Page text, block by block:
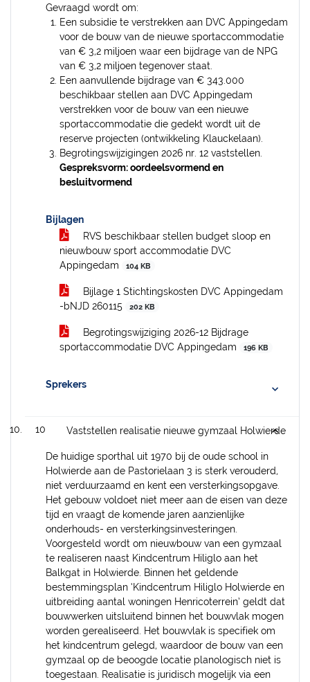
Gevraagd wordt om:
Een subsidie te verstrekken aan DVC Appingedam
voor de bouw van de nieuwe sportaccommodatie
van € 3,2 miljoen waar een bijdrage van de NPG
van € 3,2 miljoen tegenover staat.
Een aanvullende bijdrage van € 343.000
beschikbaar stellen aan DVC Appingedam
verstrekken voor de bouw van een nieuwe
sportaccommodatie die gedekt wordt uit de
reserve projecten (ontwikkeling Klauckelaan).
Begrotingswijzigingen 2026 nr. 12 vaststellen.
Gespreksvorm: oordeelsvormend en
besluitvormend
Bijlagen
RVS beschikbaar stellen budget sloop en
nieuwbouw sport accommodatie DVC
Appingedam
104 KB
Bijlage 1 Stichtingskosten DVC Appingedam
-bNJD 260115
202 KB
Begrotingswijziging 2026-12 Bijdrage
sportaccommodatie DVC Appingedam
196 KB
Sprekers
10 Vaststellen realisatie nieuwe gymzaal Holwierde
De huidige sporthal uit 1970 bij de oude school in
Holwierde aan de Pastorielaan 3 is sterk verouderd,
niet verduurzaamd en kent een versterkingsopgave.
Het gebouw voldoet niet meer aan de eisen van deze
tijd en vraagt de komende jaren aanzienlijke
onderhouds- en versterkingsinvesteringen.
Voorgesteld wordt om nieuwbouw van een gymzaal
te realiseren naast Kindcentrum Hiliglo aan het
Balkgat in Holwierde. Binnen het geldende
bestemmingsplan ‘Kindcentrum Hiliglo Holwierde en
uitbreiding aantal woningen Henricoterrein’ geldt dat
bouwwerken uitsluitend binnen het bouwvlak mogen
worden gerealiseerd. Het bouwvlak is specifiek om
het kindcentrum gelegd, waardoor de bouw van een
gymzaal op de beoogde locatie planologisch niet is
toegestaan. Realisatie is juridisch mogelijk via een